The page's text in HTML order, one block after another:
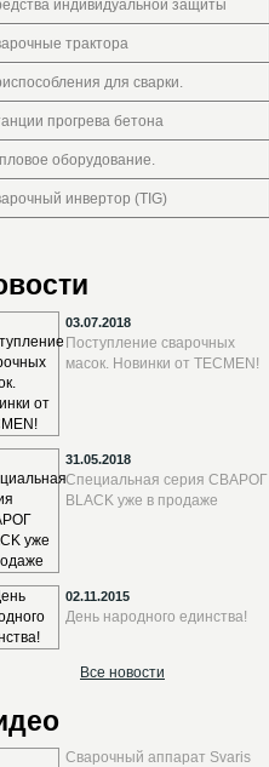
индивидуальной защиты
трактора
для сварки.
прогрева бетона
оборудование.
инвертор (TIG)
03.07.2018
Поступление сварочных
масок. Новинки от TECMEN!
31.05.2018
Специальная серия СВАРОГ
BLACK уже в продаже
02.11.2015
День народного единства!
Все новости
Сварочный аппарат Svaris